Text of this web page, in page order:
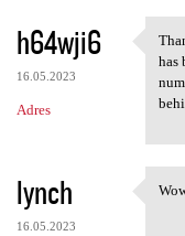
h64wji6
16.05.2023
Adres
has
lynch
16.05.2023